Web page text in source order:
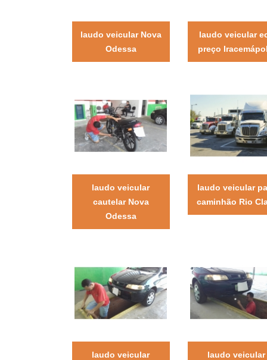
laudo veicular Nova
Odessa
laudo veicular
preço
laudo veicular
cautelar Nova
Odessa
laudo veicular
caminhão Rio
laudo veicular
laudo veicular